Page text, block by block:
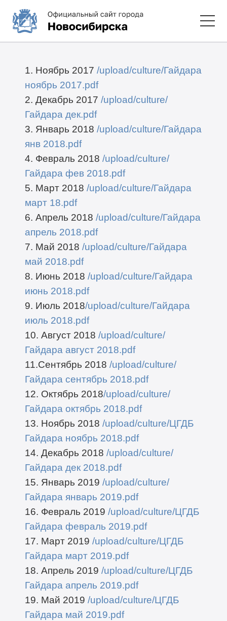
1. Ноябрь 2017 /upload/culture/Гайдара
ноябрь 2017.pdf
2. Декабрь 2017 /upload/culture/
Гайдара дек.pdf
3. Январь 2018 /upload/culture/Гайдара
янв 2018.pdf
4. Февраль 2018 /upload/culture/
Гайдара фев 2018.pdf
5. Март 2018 /upload/culture/Гайдара
март 18.pdf
6. Апрель 2018 /upload/culture/Гайдара
апрель 2018.pdf
7. Май 2018 /upload/culture/Гайдара
май 2018.pdf
8. Июнь 2018 /upload/culture/Гайдара
июнь 2018.pdf
9. Июль 2018/upload/culture/Гайдара
июль 2018.pdf
10. Август 2018 /upload/culture/
Гайдара август 2018.pdf
11.Сентябрь 2018 /upload/culture/
Гайдара сентябрь 2018.pdf
12. Октябрь 2018/upload/culture/
Гайдара октябрь 2018.pdf
13. Ноябрь 2018 /upload/culture/ЦГДБ
Гайдара ноябрь 2018.pdf
14. Декабрь 2018 /upload/culture/
Гайдара дек 2018.pdf
15. Январь 2019 /upload/culture/
Гайдара январь 2019.pdf
16. Февраль 2019 /upload/culture/ЦГДБ
Гайдара февраль 2019.pdf
17. Март 2019 /upload/culture/ЦГДБ
Гайдара март 2019.pdf
18. Апрель 2019 /upload/culture/ЦГДБ
Гайдара апрель 2019.pdf
19. Май 2019 /upload/culture/ЦГДБ
Гайдара май 2019.pdf